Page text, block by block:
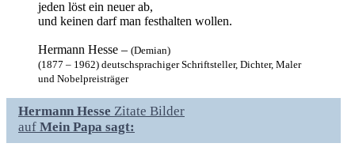
jeden löst ein neuer ab,
und keinen darf man festhalten wollen.
Hermann Hesse – (Demian)
(1877 – 1962) deutschsprachiger Schriftsteller, Dichter, Maler
und Nobelpreisträger
Hermann Hesse Zitate Bilder
auf Mein Papa sagt: